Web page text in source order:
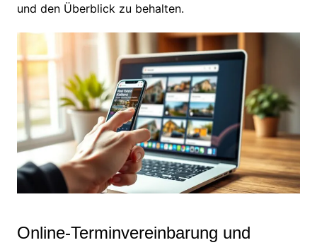
und den Überblick zu behalten.
Online-Terminvereinbarung und